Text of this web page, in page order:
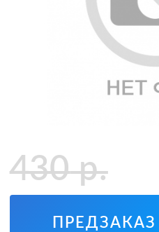
430р.
ПРЕДЗАКАЗ